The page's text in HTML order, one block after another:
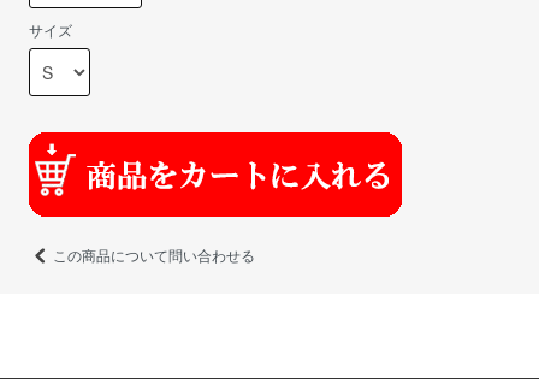
サイズ
この商品について問い合わせる